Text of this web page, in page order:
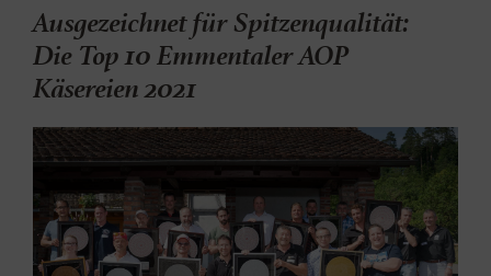
Ausgezeichnet für Spitzenqualität:
Die Top 10 Emmentaler AOP
Käsereien 2021